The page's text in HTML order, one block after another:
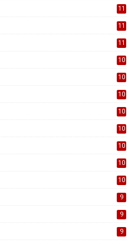
11
11
11
10
10
10
10
10
10
10
10
9
9
9